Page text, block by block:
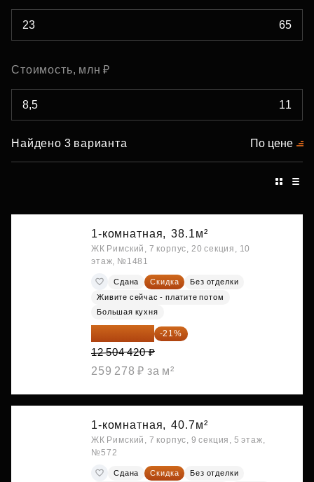
Стоимость, млн ₽
Найдено 3 варианта По цене
1-комнатная, 38.1м²
ЖК Римский, 7 корпус, 20 секция, 10
этаж, №1481
Сдана Скидка
Без отделки
Живите сейчас - платите потом
Большая кухня
-21%
12 504 420 ₽
259 278 ₽ за м²
1-комнатная, 40.7м²
ЖК Римский, 7 корпус, 9 секция, 5 этаж,
№572
Сдана Скидка
Без отделки